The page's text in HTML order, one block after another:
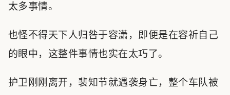
太多事情。
也怪不得天下人归咎于容潇，即便是在容祈自己
的眼中，这整件事情也实在太巧了。
护卫刚刚离开，裴知节就遇袭身亡，整个车队被